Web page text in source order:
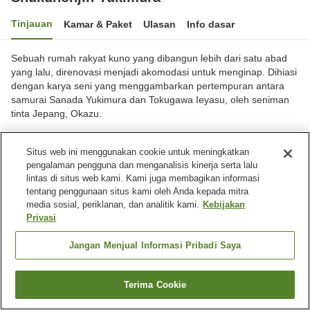
Tinjauan Kamar & Paket Ulasan Info dasar
Sebuah rumah rakyat kuno yang dibangun lebih dari satu abad
yang lalu, direnovasi menjadi akomodasi untuk menginap. Dihiasi
dengan karya seni yang menggambarkan pertempuran antara
samurai Sanada Yukimura dan Tokugawa Ieyasu, oleh seniman
tinta Jepang, Okazu.
Lihat di peta
Luar biasa Ulasan:3
Fasilitas properti
Beranda Jepang Osaka
Kota Osaka
Cari kamar
Situs web ini menggunakan cookie untuk meningkatkan
pengalaman pengguna dan menganalisis kinerja serta lalu
lintas di situs web kami. Kami juga membagikan informasi
tentang penggunaan situs kami oleh Anda kepada mitra
media sosial, periklanan, dan analitik kami. Kebijakan
Privasi
Jangan Menjual Informasi Pribadi Saya
Terima Cookie